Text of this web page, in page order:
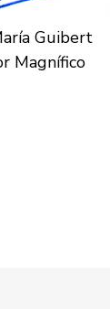
Guibert
Magnífico